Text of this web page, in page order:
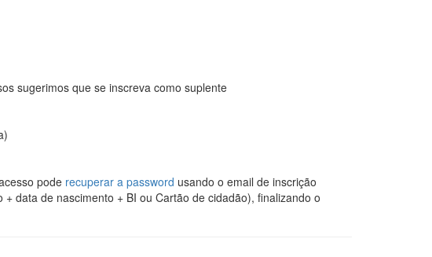
sugerimos que se inscreva como suplente
pode recuperar a password usando o email de inscrição
data de nascimento + BI ou Cartão de cidadão), finalizando o